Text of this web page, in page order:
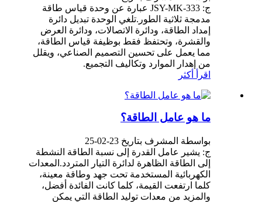
ج: JSY-MK-333 عبارة عن وحدة قياس طاقة
مدمجة ثلاثية الطور.تلغي الوحدة تبديل دائرة
إمداد الطاقة، ودائرة الاتصالات، ودائرة العرض
والقشرة، وتحتفظ فقط بوظيفة قياس الطاقة،
مما يعمل على تحسين التصميم الصناعي، ويقلل
من إهدار الموارد وتكاليف التجميع.
اقرأ أكثر
ما هو عامل الطاقة؟
بواسطة المشرف بتاريخ 23-02-25
ج: يشير عامل القدرة إلى نسبة الطاقة النشطة
إلى الطاقة الظاهرة لدائرة التيار المتردد.المعدات
الكهربائية المستخدمة تحت جهد وطاقة معينة،
كلما ارتفعت القيمة، كلما كانت الفائدة أفضل،
والمزيد من معدات توليد الطاقة التي يمكن